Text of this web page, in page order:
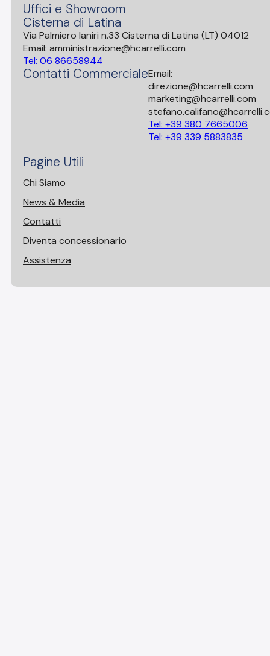
Uffici e Showroom
Cisterna di Latina
Via Palmiero Ianiri n.33 Cisterna di Latina (LT) 04012
Email: amministrazione@hcarrelli.com
Tel: 06 86658944
Contatti CommercialeEmail:
direzione@hcarrelli.com
marketing@hcarrelli.com
Tel: +39 380 7665006
Tel: +39 339 5883835
Pagine Utili
Chi Siamo
News & Media
Contatti
Diventa concessionario
Assistenza